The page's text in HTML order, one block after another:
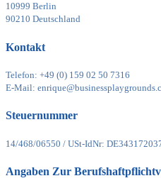
10999 Berlin
90210 Deutschland
Kontakt
Telefon: +49 (0) 159 02 50 7316
E-Mail:
Steuernummer
14/468/06550 / USt-IdNr:
Angaben Zur